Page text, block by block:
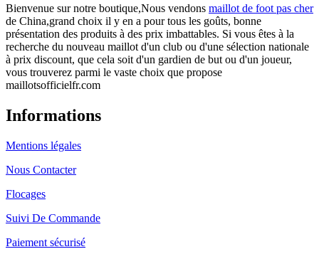
Bienvenue sur notre boutique,Nous vendons maillot de foot pas cher
de China,grand choix il y en a pour tous les goûts, bonne
présentation des produits à des prix imbattables. Si vous êtes à la
recherche du nouveau maillot d'un club ou d'une sélection nationale
à prix discount, que cela soit d'un gardien de but ou d'un joueur,
vous trouverez parmi le vaste choix que propose
maillotsofficielfr.com
Informations
Mentions légales
Nous Contacter
Flocages
Suivi De Commande
Paiement sécurisé